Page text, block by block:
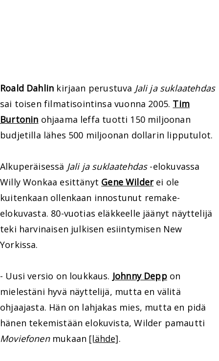
Roald Dahlin kirjaan perustuva Jali ja suklaatehdas
sai toisen filmatisointinsa vuonna 2005. Tim
Burtonin ohjaama leffa tuotti 150 miljoonan
budjetilla lähes 500 miljoonan dollarin lipputulot.
Alkuperäisessä Jali ja suklaatehdas-elokuvassa
Willy Wonkaa esittänyt Gene Wilderei ole
kuitenkaan ollenkaan innostunut remake-
elokuvasta. 80-vuotias eläkkeelle jäänyt näyttelijä
teki harvinaisen julkisen esiintymisen New
Yorkissa.
- Uusi versio on loukkaus. Johnny Deppon
mielestäni hyvä näyttelijä, mutta en välitä
ohjaajasta. Hän on lahjakas mies, mutta en pidä
hänen tekemistään elokuvista, Wilder pamautti
Moviefonenmukaan [lähde].